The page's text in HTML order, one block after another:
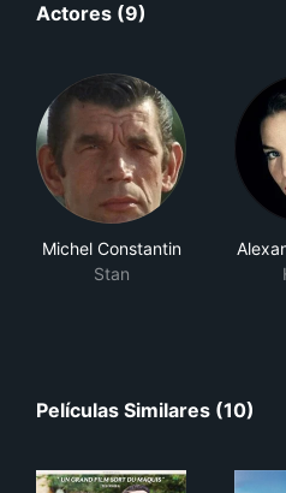
Actores (9)
Michel Constantin
Stan
Películas Similares (10)